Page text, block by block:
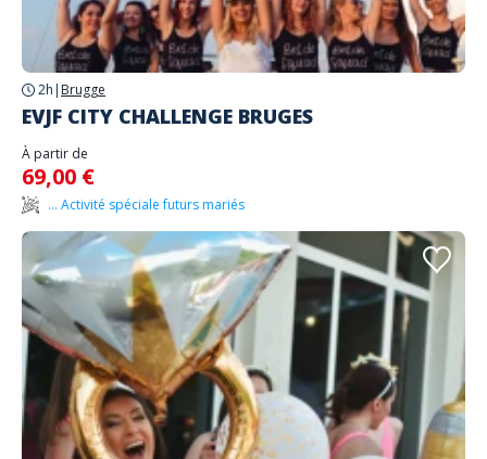
2h | Brugge
EVJF CITY CHALLENGE BRUGES
À partir de
69,00 €
... Activité spéciale futurs mariés